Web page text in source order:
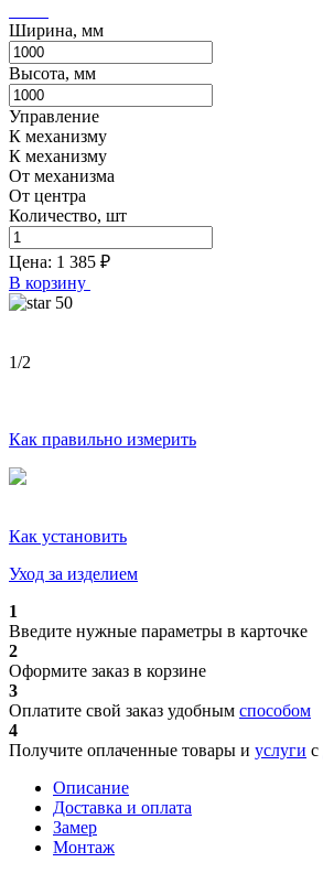
Ширина, мм
Высота, мм
Управление
К механизму
К механизму
От механизма
От центра
Количество, шт
Цена: 1 385 ₽
В корзину
50
1/2
Как правильно измерить
Как установить
Уход за изделием
1
Введите нужные параметры в карточке
2
Оформите заказ в корзине
3
Оплатите свой заказ удобным способом
4
Получите оплаченные товары и услуги с
Описание
Доставка и оплата
Замер
Монтаж